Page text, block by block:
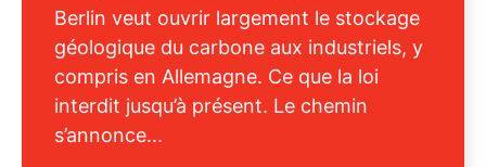
Berlin veut ouvrir largement le stockage
géologique du carbone aux industriels, y
compris en Allemagne. Ce que la loi
interdit jusqu’à présent. Le chemin
s’annonce...